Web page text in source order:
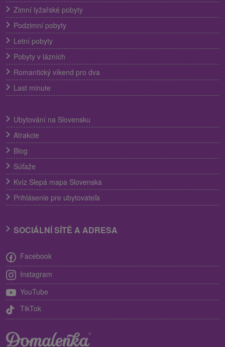
Zimní lyžařské pobyty
Podzimní pobyty
Letní pobyty
Pobyty v lázních
Romantický víkend pro dva
Last minute
Ubytování na Slovensku
Atrakcie
Blog
Súťaže
Kvíz Slepá mapa Slovenska
Prihlásenie pre ubytovateľa
SOCIÁLNÍ SÍTĚ A ADRESA
Facebook
Instagram
YouTube
TikTok